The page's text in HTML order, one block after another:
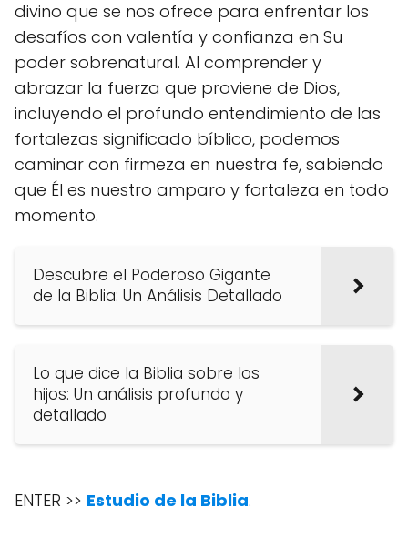
divino que se nos ofrece para enfrentar los
desafíos con valentía y confianza en Su
poder sobrenatural. Al comprender y
abrazar la fuerza que proviene de Dios,
incluyendo el profundo entendimiento de las
fortalezas significado bíblico, podemos
caminar con firmeza en nuestra fe, sabiendo
que Él es nuestro amparo y fortaleza en todo
momento.
Descubre el Poderoso Gigante
de la Biblia: Un Análisis Detallado
Lo que dice la Biblia sobre los
hijos: Un análisis profundo y
detallado
ENTER >> Estudio de la Biblia.